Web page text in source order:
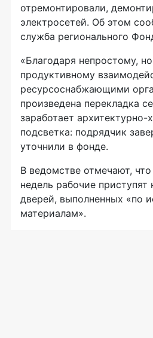
отремонтировали,
электросетей. Об этом
служба регионального
«Благодаря непростому,
продуктивному
ресурсоснабжающими
произведена перекладка
заработает архитектурно-
подсветка: подрядчик
уточнили в фонде.
В ведомстве отмечают,
недель рабочие
дверей, выполненных «по
материалам».